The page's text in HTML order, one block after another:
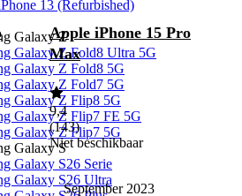
13 (Refurbished)
Galaxy Z
Galaxy Z Fold8 Ultra 5G
Galaxy Z Fold8 5G
Galaxy Z Fold7 5G
Galaxy Z Flip8 5G
Galaxy Z Flip7 FE 5G
Galaxy Z Flip7 5G
Galaxy S
Galaxy S26 Serie
Galaxy S26 Ultra
Apple iPhone 15 Pro
Max
9,4
(143)
Niet beschikbaar
September 2023